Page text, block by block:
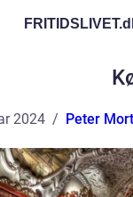
FRITIDSLIVET.
2024 Peter